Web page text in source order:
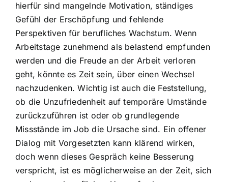
hierfür sind mangelnde Motivation, ständiges
Gefühl der Erschöpfung und fehlende
Perspektiven für berufliches Wachstum. Wenn
Arbeitstage zunehmend als belastend empfunden
werden und die Freude an der Arbeit verloren
geht, könnte es Zeit sein, über einen Wechsel
nachzudenken. Wichtig ist auch die Feststellung,
ob die Unzufriedenheit auf temporäre Umstände
zurückzuführen ist oder ob grundlegende
Missstände im Job die Ursache sind. Ein offener
Dialog mit Vorgesetzten kann klärend wirken,
doch wenn dieses Gespräch keine Besserung
verspricht, ist es möglicherweise an der Zeit, sich